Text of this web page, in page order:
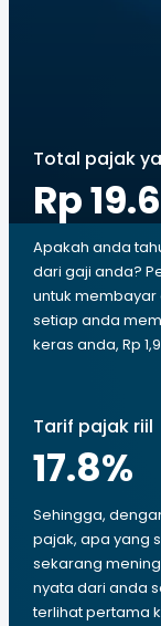
Total pajak
Rp
Apakah anda
dari gaji anda?
untuk membayar
setiap anda
keras anda, Rp
Tarif pajak riil
17.8%
Sehingga,
pajak, apa yang
sekarang
nyata dari anda
terlihat pertama